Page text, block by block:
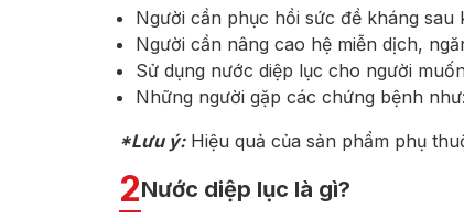
Người cần phục hồi sức đề kháng sau
Người cần nâng cao hệ miễn dịch,
Sử dụng nước diệp lục cho người
Những người gặp các chứng bệnh
*Lưu ý:Hiệu quả của sản phẩm phụ
2Nước diệp lục là gì?